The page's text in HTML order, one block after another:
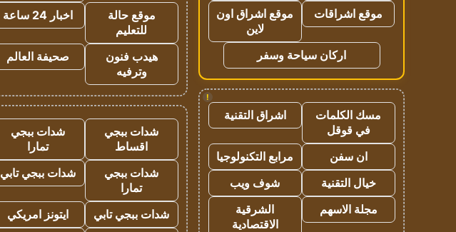
موقع اشراقات
موقع اشراق اون
لاين
اركان سياحة وسفر
!
مسك الكلمات
في قوقل
اشراق التقنية
ان سفن
مرابع التكنولوجيا
خيال التقنية
شوف ويب
مجلة الاسهم
الشرقية
الاقتصادية
موقع حالة
للتعليم
اخبار 24 ساعة
هيدب فنون
وترفيه
صحيفة العالم
شدات ببجي
اقساط
شدات ببجي
تمارا
شدات ببجي
تمارا
شدات ببجي تابي
شدات ببجي تابي
ايتونز امريكي